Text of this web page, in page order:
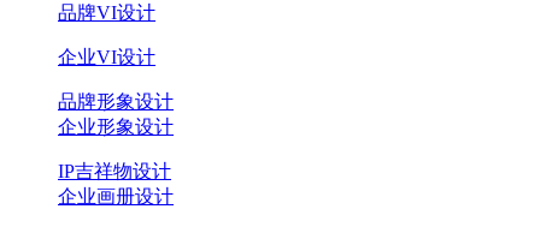
品牌VI设计
企业VI设计
品牌形象设计
企业形象设计
IP吉祥物设计
企业画册设计